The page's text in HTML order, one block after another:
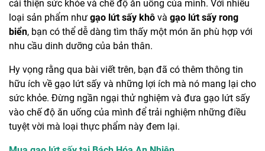
cải thiện sức khỏe và chế độ ăn uống của mình. Với nhiều
loại sản phẩm như gạo lứt sấy khô và gạo lứt sấy rong
biển, bạn có thể dễ dàng tìm thấy một món ăn phù hợp với
nhu cầu dinh dưỡng của bản thân.
Hy vọng rằng qua bài viết trên, bạn đã có thêm thông tin
hữu ích về gạo lứt sấy và những lợi ích mà nó mang lại cho
sức khỏe. Đừng ngần ngại thử nghiệm và đưa gạo lứt sấy
vào chế độ ăn uống của mình để trải nghiệm những điều
tuyệt vời mà loại thực phẩm này đem lại.